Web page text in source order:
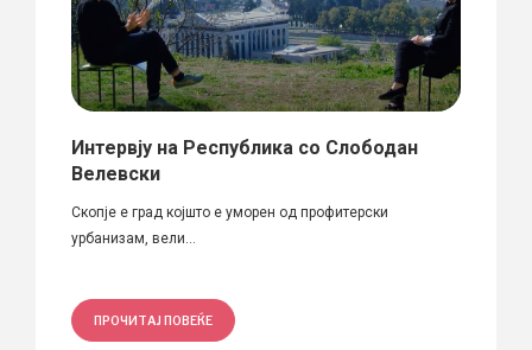
Интервју на Республика со Слободан
Велевски
Скопје е град којшто е уморен од профитерски
урбанизам, вели...
ПРОЧИТАЈ ПОВЕЌЕ